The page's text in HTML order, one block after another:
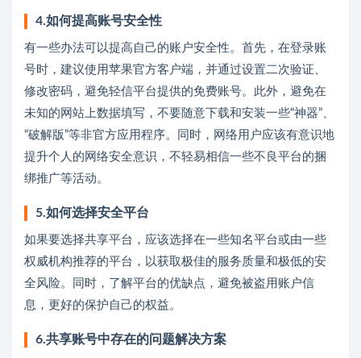
4.如何提高账号安全性
有一些办法可以提高自己的账户安全性。首先，在登录账
号时，建议使用苹果官方客户端，并通过设置二次验证、
修改密码，避免轻信平台提供的免费账号。此外，避免在
未知的网站上数据填写，不要随意下载和安装一些“神器”、
“破解版”等非官方应用程序。同时，网络用户应该有意识地
提升个人的网络安全意识，不轻易相信一些不良平台的捆
绑推广等活动。
5.如何选择安全平台
如果要选择共享平台，应该选择在一些知名平台或由一些
权威机构推荐的平台，以获取极佳的服务质量和极低的安
全风险。同时，了解平台的优缺点，避免被盗用账户信
息，更好的保护自己的权益。
6.共享账号中存在的问题解决方案